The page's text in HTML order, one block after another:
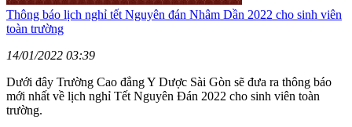
Thông báo lịch nghỉ tết Nguyên đán Nhâm Dần 2022 cho sinh viên
toàn trường
14/01/2022 03:39
Dưới đây Trường Cao đẳng Y Dược Sài Gòn sẽ đưa ra thông báo
mới nhất về lịch nghỉ Tết Nguyên Đán 2022 cho sinh viên toàn
trường.